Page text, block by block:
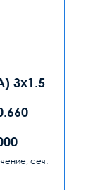
3х1.5
сеч.